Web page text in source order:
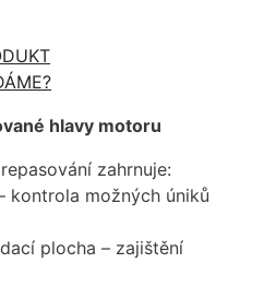
hlavy motoru
zahrnuje:
kontrola možných úniků
plocha – zajištění